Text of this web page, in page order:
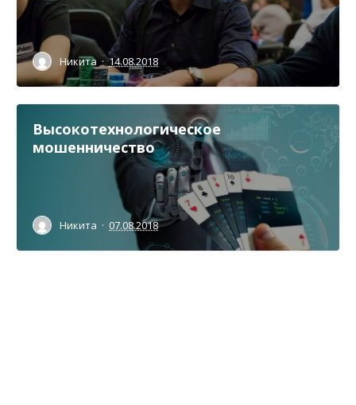
Никита · 14.08.2018
Высокотехнологическое
мошенничество
Никита · 07.08.2018